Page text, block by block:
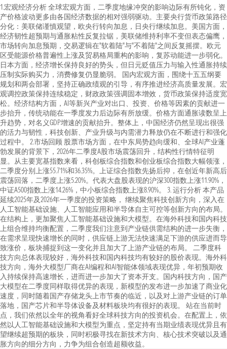
1.宏观经济分析 全球宏观方面，二季度地缘冲突的影响边际有所钝化，资
产价格波动更多由各国经济数据的相对强弱驱动。主要央行货币政策路径
分化：美联储谨慎观望，欧央行转向加息，日央行继续加息。美国方面，
经济韧性超预期与通胀粘性反复拉锯，美联储维持利率不变但表态偏鹰，
市场转向加息预期，交易逻辑在"软着陆"与"不着陆"之间反复摇摆。欧元
区受能源价格普遍性上涨及贸易格局重构的影响，复苏动能进一步弱化。
日本方面，经济增长保持良好的势头，但日元贬值压力与输入性通胀持续
压制实际购买力，消费修复仍显脆弱。 国内宏观方面，围绕十五五纲要
规划和两会部署，坚持正确政绩观的引导，有序推进经济高质量发展。宏
观调控政策保持连续稳定，财政政策强调固本增效，货币政策保持适度宽
松。经济结构方面，AI等新兴产业对出口、投资、价格等因素的贡献进一
步抬升，传统动能在一季度发力后边际有所放缓。价格方面通胀读数呈上
升趋势，对名义GDP增速的贡献抬升。整体上，中国经济仍然呈现出很强
的活力与韧性，科技创新、产业升级与内需潜力释放仍在不断进行和强化
过程中。 2.市场回顾 股票市场方面，在中东局势趋向缓和、全球AI产业蓬
勃发展的背景下，2026年二季度A股市场震荡回升，结构性行情特征明
显。从主要宽基指数来看，科创板综合指数和创业板综合指数大幅领涨，
二季度分别上涨55.71%和36.35%。上证综合指数先扬后抑，在创近年新高后
震荡回落，二季度上涨5.20%。代表大盘股表现的沪深300指数上涨11.90%，
中证A500指数上涨14.26%，中小板综合指数上涨8.90%。 3. 运行分析 本产品
延续2025年及2026年一季度的投资策略， 继续聚焦科技创新方向，深入在
人工智能基础设施、人工智能应用和半导体自主可控等创新方向的布局。
在结构上，更加聚焦人工智能基础设施和大模型。在海外科技和国内科技
上组合维持均衡配置，二季度我们注意到产业链供需结构的进一步失衡，
在需求呈现快速增长的同时，供应链上游无法快速满足下游的供应进而导
致涨价，板块捕捉到这一变化并且加大了上游产业链的布局。 二季度科
技方向总体表现较好，海外科技和国内科技均有较好的股价表现。海外科
技方向，海外大模型厂商在AI编程和AI智能体领域表现优异，年初预期收
入持续保持高速增长，进而进一步加大了资本开支。国内科技方向，国产
大模型在二季度同样取得优异的表现，新模型的发布进一步加速了商业化
速度，同时随着国产存储龙头上市节奏的临近，以及对上游产业链的订单
落地，国产芯片和半导体设备及材料板块均有很好的表现。 站在当前时
点，我们依然以全年的视角看好全球科技方向的投资机会。在配置上，依
然以人工智能基础设施和大模型为重点，坚定持有当期业绩表现优异且有
望继续超预期的板块，同时积极寻找在新技术方向、核心技术突破以及通
胀方向的细分方向，力争为组合创造超额收益。